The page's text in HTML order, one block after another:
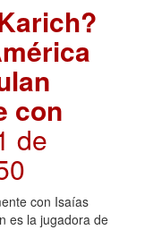
con
de
con Isaías
es la jugadora de